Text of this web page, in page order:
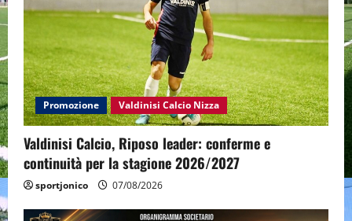
Promozione Valdinisi Calcio Nizza
Valdinisi Calcio, Riposo leader: conferme e
continuità per la stagione 2026/2027
sportjonico 07/08/2026